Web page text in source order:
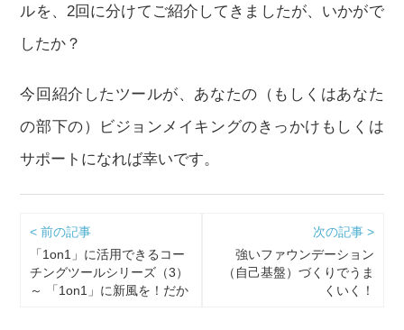
ルを、2回に分けてご紹介してきましたが、いかがで
したか？
今回紹介したツールが、あなたの（もしくはあなた
の部下の）ビジョンメイキングのきっかけもしくは
サポートになれば幸いです。
< 前の記事
「1on1」に活用できるコー
チングツールシリーズ（3）
～ 「1on1」に新風を！だか
次の記事 >
強いファウンデーション
（自己基盤）づくりでうま
くいく！